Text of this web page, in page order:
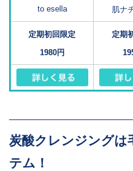
to esella 肌ナ
定期初回限定
1980円
定期
炭酸クレンジングは
テム！